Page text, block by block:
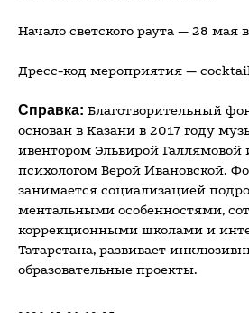
Начало светского раута — 28 мая
Дресс-код мероприятия —
Справка: Благотворительный
основан в Казани в 2017 году
ивентором Эльвирой
психологом Верой Ивановской.
занимается социализацией
ментальными особенностями,
коррекционными школами и
Татарстана, развивает
образовательные проекты.